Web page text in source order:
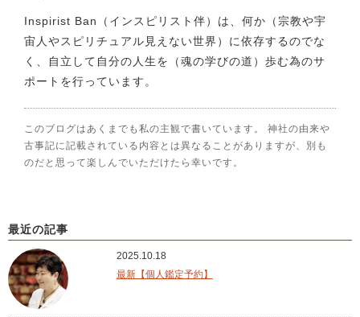
Inspirist Ban（インスピリスト伴）は、何か（宗教や宇
宙人やスピリチュアル見えない世界）に依存するのでな
く、自立して自分の人生を（魂の学びの道）歩む為のサ
ポートを行っています。
このブログはあくまでも私の主観で書いています。 神社の由来や
古事記に記載されている内容とは異なることがありますが、別も
のだと思って楽しんでいただけたら幸いです。
最近の記事
2025.10.18
最新【個人鑑定予約】